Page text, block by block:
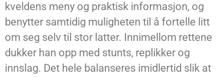
kveldens meny og praktisk informasjon, og
benytter samtidig muligheten til å fortelle litt
om seg selv til stor latter. Innimellom rettene
dukker han opp med stunts, replikker og
innslag. Det hele balanseres imidlertid slik at